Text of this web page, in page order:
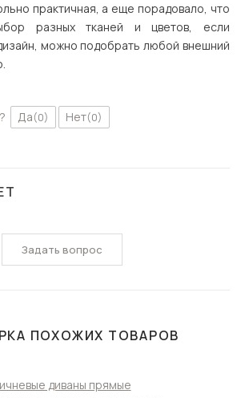
практичная, а еще порадовало, что
разных тканей и цветов, если
можно подобрать любой внешний
Да(0) Нет(0)
Задать вопрос
ПОХОЖИХ ТОВАРОВ
диваны прямые